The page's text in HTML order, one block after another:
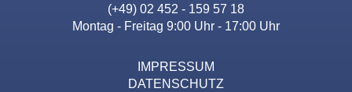
(+49) 02 452 - 159 57 18
Montag - Freitag 9:00 Uhr - 17:00 Uhr
IMPRESSUM
DATENSCHUTZ